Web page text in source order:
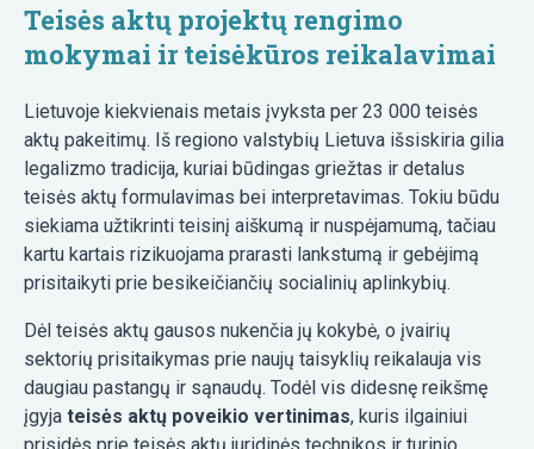
Teisės aktų projektų rengimo
mokymai ir teisėkūros reikalavimai
Lietuvoje kiekvienais metais įvyksta per 23 000 teisės
aktų pakeitimų. Iš regiono valstybių Lietuva išsiskiria gilia
legalizmo tradicija, kuriai būdingas griežtas ir detalus
teisės aktų formulavimas bei interpretavimas. Tokiu būdu
siekiama užtikrinti teisinį aiškumą ir nuspėjamumą, tačiau
kartu kartais rizikuojama prarasti lankstumą ir gebėjimą
prisitaikyti prie besikeičiančių socialinių aplinkybių.
Dėl teisės aktų gausos nukenčia jų kokybė, o įvairių
sektorių prisitaikymas prie naujų taisyklių reikalauja vis
daugiau pastangų ir sąnaudų. Todėl vis didesnę reikšmę
įgyja teisės aktų poveikio vertinimas, kuris ilgainiui
prisidės prie teisės aktų juridinės technikos ir turinio